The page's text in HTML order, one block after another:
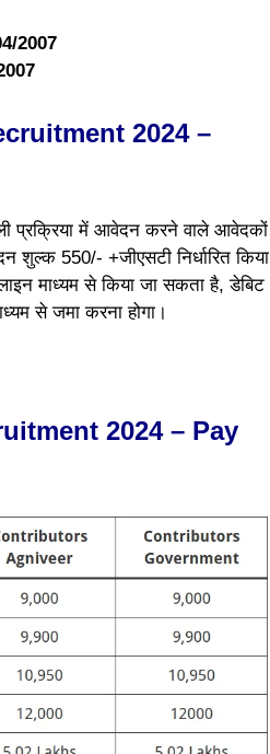
2007
2024 –
प्रक्रिया में आवेदन करने वाले आवेदकों
शुल्क 550/- +जीएसटी निर्धारित किया
माध्यम से किया जा सकता है, डेबिट
से जमा करना होगा।
2024 – Pay